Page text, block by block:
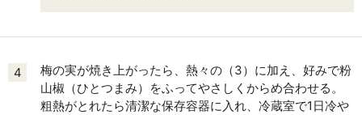
4
梅の実が焼き上がったら、熱々の（3）に加え、好みで粉
山椒（ひとつまみ）をふってやさしくからめ合わせる。
粗熱がとれたら清潔な保存容器に入れ、冷蔵室で1日冷や